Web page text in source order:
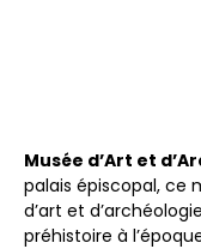
Musée d’Art et
palais épiscopal, ce
d’art et
préhistoire à